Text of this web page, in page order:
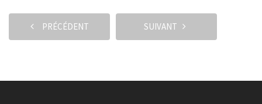
PRÉCÉDENT SUIVANT